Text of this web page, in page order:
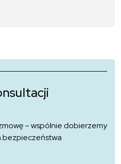
– wspólnie dobierzemy
bezpieczeństwa